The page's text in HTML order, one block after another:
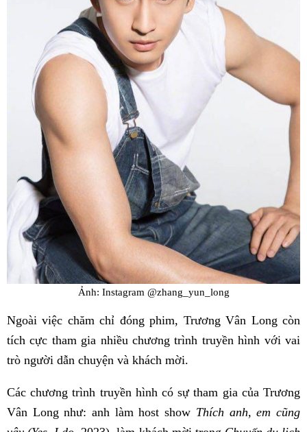
Ảnh: Instagram @zhang_yun_long
Ngoài việc chăm chỉ đóng phim, Trương Vân Long còn
tích cực tham gia nhiều chương trình truyền hình với vai
trò người dẫn chuyện và khách mời.
Các chương trình truyền hình có sự tham gia của Trương
Vân Long như: anh làm host show Thích anh, em cũng